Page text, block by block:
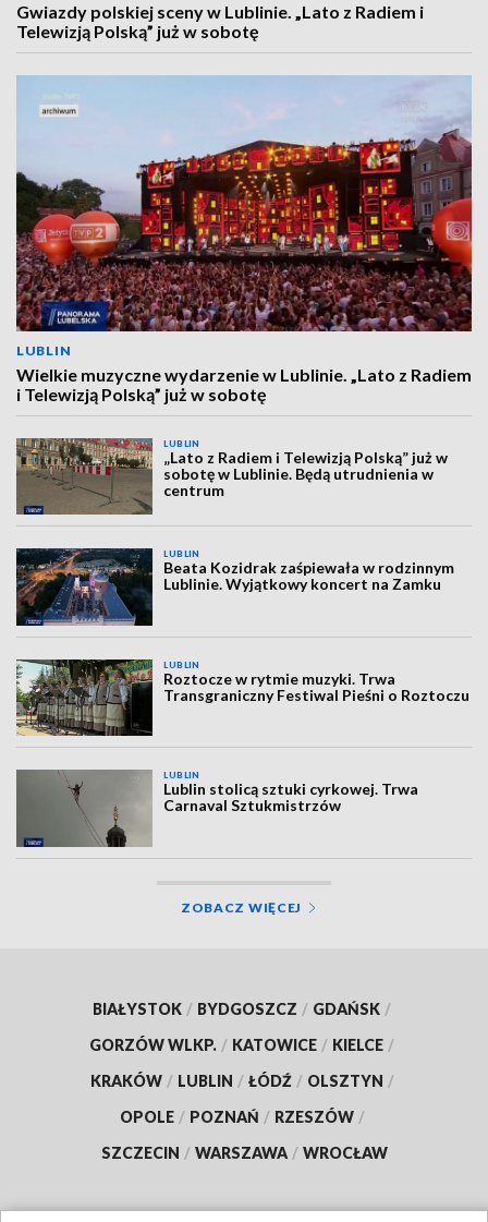
Gwiazdy polskiej sceny w Lublinie. „Lato z Radiem i
Telewizją Polską” już w sobotę
LUBLIN
Wielkie muzyczne wydarzenie w Lublinie. „Lato z Radiem
i Telewizją Polską” już w sobotę
LUBLIN
„Lato z Radiem i Telewizją Polską” już w
sobotę w Lublinie. Będą utrudnienia w
centrum
LUBLIN
Beata Kozidrak zaśpiewała w rodzinnym
Lublinie. Wyjątkowy koncert na Zamku
LUBLIN
Roztocze w rytmie muzyki. Trwa
Transgraniczny Festiwal Pieśni o Roztoczu
LUBLIN
Lublin stolicą sztuki cyrkowej. Trwa
Carnaval Sztukmistrzów
ZOBACZ WIĘCEJ
BIAŁYSTOK / BYDGOSZCZ / GDAŃSK /
GORZÓW WLKP. / KATOWICE / KIELCE /
KRAKÓW / LUBLIN / ŁÓDŹ / OLSZTYN /
OPOLE / POZNAŃ / RZESZÓW /
SZCZECIN / WARSZAWA / WROCŁAW